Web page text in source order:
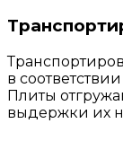
в
Плиты
выдержки их